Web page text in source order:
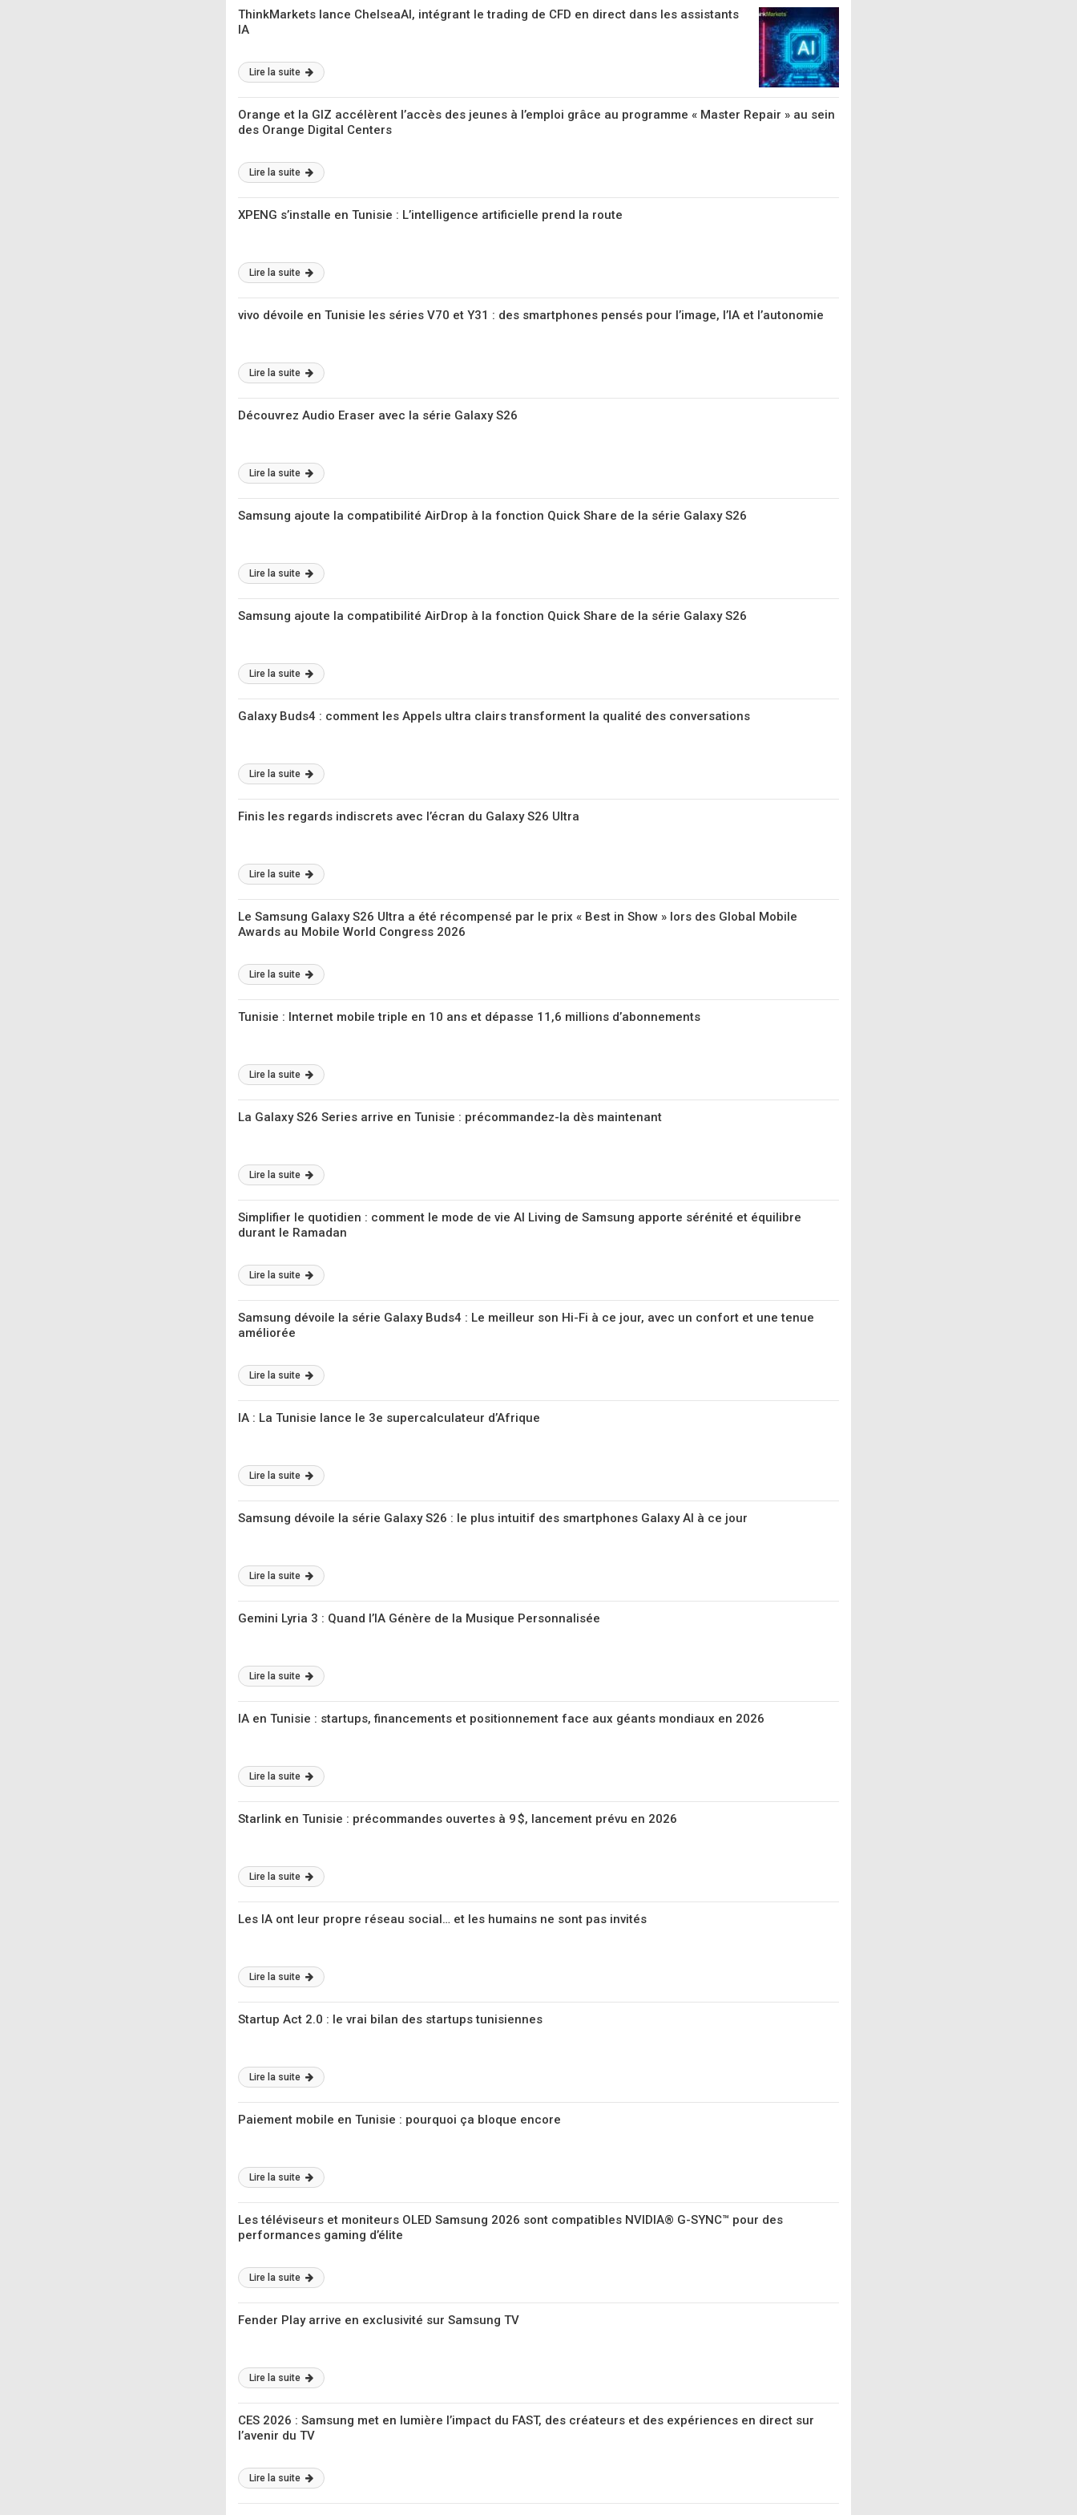
ThinkMarkets lance ChelseaAI, intégrant le trading de CFD en direct dans les assistants
IA
Lire la suite
Orange et la GIZ accélèrent l’accès des jeunes à l’emploi grâce au programme « Master Repair » au sein
des Orange Digital Centers
Lire la suite
XPENG s’installe en Tunisie : L’intelligence artificielle prend la route
Lire la suite
vivo dévoile en Tunisie les séries V70 et Y31 : des smartphones pensés pour l’image, l’IA et l’autonomie
Lire la suite
Découvrez Audio Eraser avec la série Galaxy S26
Lire la suite
Samsung ajoute la compatibilité AirDrop à la fonction Quick Share de la série Galaxy S26
Lire la suite
Samsung ajoute la compatibilité AirDrop à la fonction Quick Share de la série Galaxy S26
Lire la suite
Galaxy Buds4 : comment les Appels ultra clairs transforment la qualité des conversations
Lire la suite
Finis les regards indiscrets avec l’écran du Galaxy S26 Ultra
Lire la suite
Le Samsung Galaxy S26 Ultra a été récompensé par le prix « Best in Show » lors des Global Mobile
Awards au Mobile World Congress 2026
Lire la suite
Tunisie : Internet mobile triple en 10 ans et dépasse 11,6 millions d’abonnements
Lire la suite
La Galaxy S26 Series arrive en Tunisie : précommandez-la dès maintenant
Lire la suite
Simplifier le quotidien : comment le mode de vie AI Living de Samsung apporte sérénité et équilibre
durant le Ramadan
Lire la suite
Samsung dévoile la série Galaxy Buds4 : Le meilleur son Hi-Fi à ce jour, avec un confort et une tenue
améliorée
Lire la suite
IA : La Tunisie lance le 3e supercalculateur d’Afrique
Lire la suite
Samsung dévoile la série Galaxy S26 : le plus intuitif des smartphones Galaxy AI à ce jour
Lire la suite
Gemini Lyria 3 : Quand l’IA Génère de la Musique Personnalisée
Lire la suite
IA en Tunisie : startups, financements et positionnement face aux géants mondiaux en 2026
Lire la suite
Starlink en Tunisie : précommandes ouvertes à 9 $, lancement prévu en 2026
Lire la suite
Les IA ont leur propre réseau social… et les humains ne sont pas invités
Lire la suite
Startup Act 2.0 : le vrai bilan des startups tunisiennes
Lire la suite
Paiement mobile en Tunisie : pourquoi ça bloque encore
Lire la suite
Les téléviseurs et moniteurs OLED Samsung 2026 sont compatibles NVIDIA® G-SYNC™ pour des
performances gaming d’élite
Lire la suite
Fender Play arrive en exclusivité sur Samsung TV
Lire la suite
CES 2026 : Samsung met en lumière l’impact du FAST, des créateurs et des expériences en direct sur
l’avenir du TV
Lire la suite